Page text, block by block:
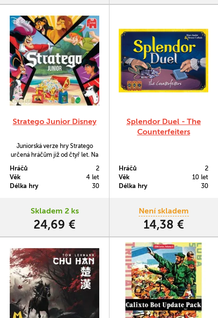
Stratego Junior Disney
Juniorská verze hry Stratego
určená hráčům již od čtyř let. Na
sobě můžete postavit oblíbené
Disney postavičky; rozhodování
soubojů je vyřešeno pomocí
Hráčů
2
Věk
4 let
Délka hry
30
Skladem 2 ks
24,69 €
Splendor Duel - The
Counterfeiters
Hráčů
2
Věk
10 let
Délka hry
30
Není skladem
14,38 €